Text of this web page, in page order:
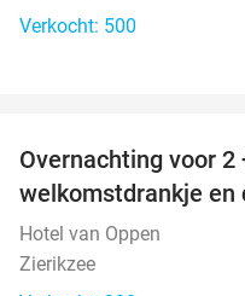
Verkocht: 500
Overnachting voor 2
welkomstdrankje en
Hotel van Oppen
Zierikzee